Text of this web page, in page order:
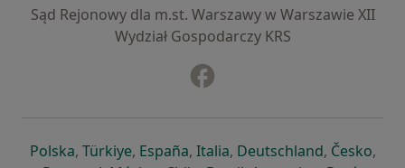
Sąd Rejonowy dla m.st. Warszawy w Warszawie XII
Wydział Gospodarczy KRS
Polskaotwiera się w nowej karcie
, Türkiyeotwiera się w nowej karcie
, Españaotwiera się w nowej karcie
, Italiaotwiera się w nowej
, Deutschlandotwiera się
, Česko,